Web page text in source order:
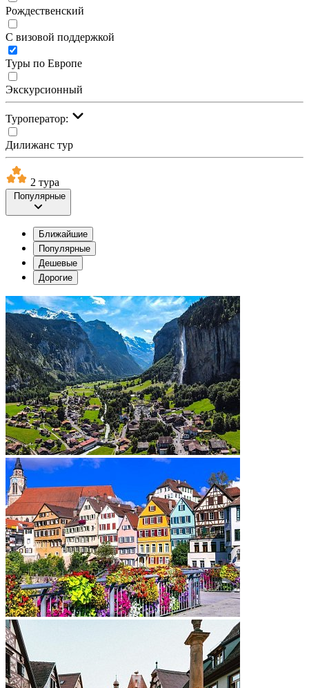
Рождественский
С визовой поддержкой
Туры по Европе
Экскурсионный
Туроператор:
Дилижанс тур
2 тура
Популярные
Ближайшие
Популярные
Дешевые
Дорогие